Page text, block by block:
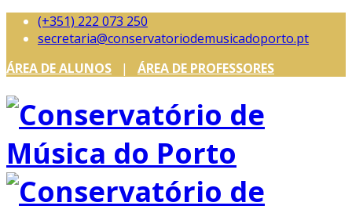
(+351) 222 073 250
secretaria@conservatoriodemusicadoporto.pt
ÁREA DE ALUNOS
| ÁREA DE PROFESSORES